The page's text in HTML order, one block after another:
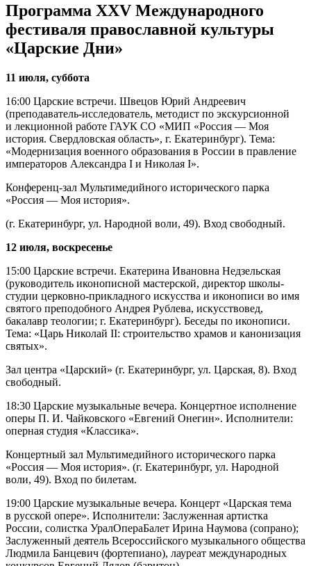
Программа XХV Международного
фестиваля православной культуры
«Царские Дни»
11 июля, суббота
16:00 Царские встречи. Швецов Юрий Андреевич
(преподаватель-исследователь, методист по экскурсионной
и лекционной работе ГАУК СО «МИП «Россия — Моя
история. Свердловская область», г. Екатеринбург). Тема:
«Модернизация военного образования в России в правление
императоров Александра I и Николая I».
Конференц-зал Мультимедийного исторического парка
«Россия — Моя история».
(г. Екатеринбург, ул. Народной воли, 49). Вход свободный.
12 июля, воскресенье
15:00 Царские встречи. Екатерина Ивановна Недзельская
(руководитель иконописной мастерской, директор школы-
студии церковно-прикладного искусства и иконописи во имя
святого преподобного Андрея Рублева, искусствовед,
бакалавр теологии; г. Екатеринбург). Беседы по иконописи.
Тема: «Царь Николай II: строительство храмов и канонизация
святых».
Зал центра «Царский» (г. Екатеринбург, ул. Царская, 8). Вход
свободный.
18:30 Царские музыкальные вечера. Концертное исполнение
оперы П. И. Чайковского «Евгений Онегин». Исполнители:
оперная студия «Классика».
Концертный зал Мультимедийного исторического парка
«Россия — Моя история». (г. Екатеринбург, ул. Народной
воли, 49). Вход по билетам.
19:00 Царские музыкальные вечера. Концерт «Царская тема
в русской опере». Исполнители: Заслуженная артистка
России, солистка УралОпераБалет Ирина Наумова (сопрано);
Заслуженный деятель Всероссийского музыкального общества
Людмила Банцевич (фортепиано), лауреат международных